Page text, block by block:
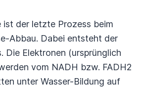
ist der letzte Prozess beim
Abbau. Dabei entsteht der
Die Elektronen (ursprünglich
vom NADH bzw. FADH2
unter Wasser-Bildung auf